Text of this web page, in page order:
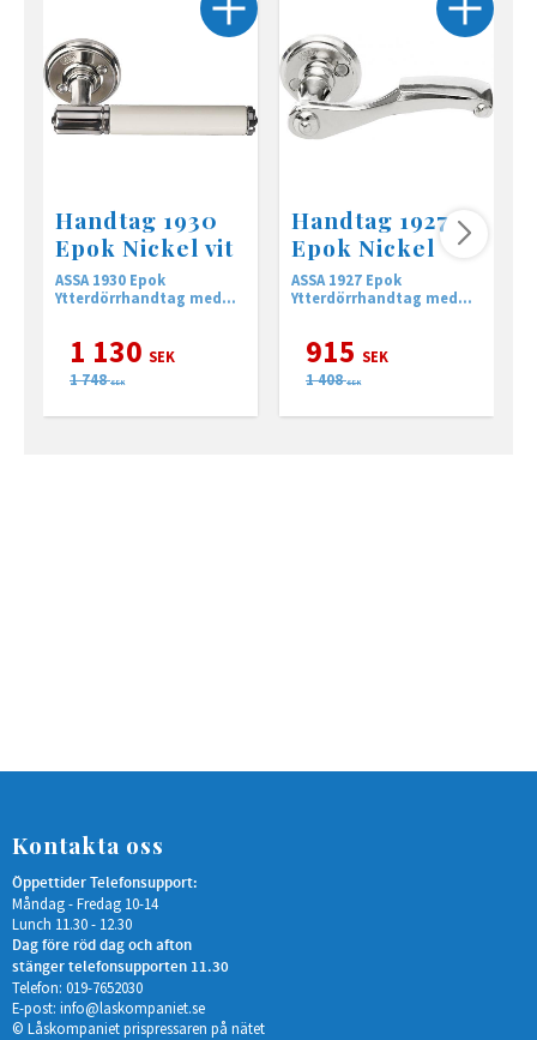
Handtag 1930
Epok Nickel vit
ASSA 1930 Epok
Ytterdörrhandtag med
1 130 SEK
1 748 SEK
Handtag 1927
Epok Nickel
ASSA 1927 Epok
Ytterdörrhandtag med
915 SEK
1 408 SEK
Kontakta oss
Öppettider Telefonsupport:
Måndag - Fredag 10-14
Lunch 11.30 - 12.30
Dag före röd dag och afton
stänger telefonsupporten 11.30
Telefon: 019-7652030
E-post: info@laskompaniet.se
© Låskompaniet prispressaren på nätet